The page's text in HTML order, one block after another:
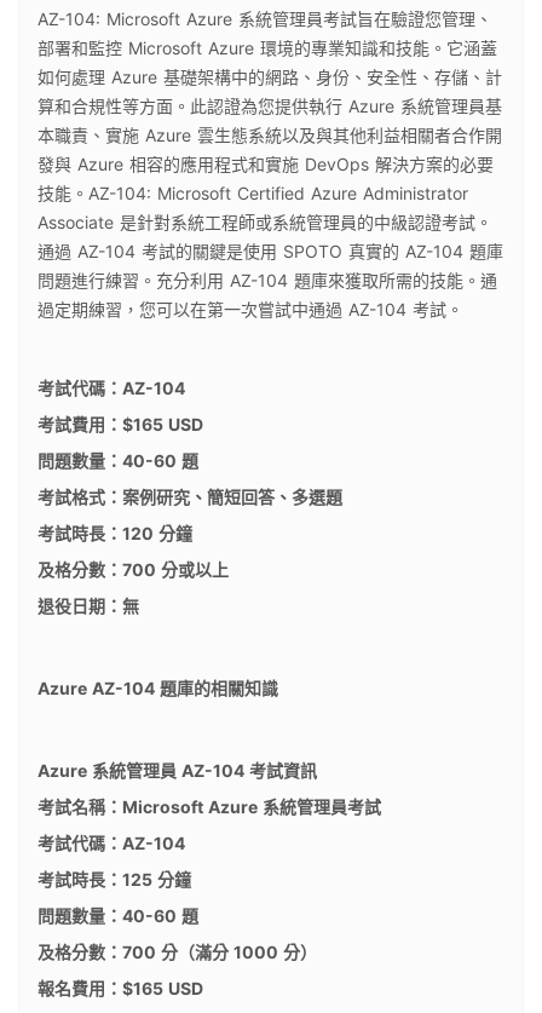
AZ-104: Microsoft Azure 系統管理員考試旨在驗證您管理、
部署和監控 Microsoft Azure 環境的專業知識和技能。它涵蓋
如何處理 Azure 基礎架構中的網路、身份、安全性、存儲、計
算和合規性等方面。此認證為您提供執行 Azure 系統管理員基
本職責、實施 Azure 雲生態系統以及與其他利益相關者合作開
發與 Azure 相容的應用程式和實施 DevOps 解決方案的必要
技能。AZ-104: Microsoft Certified Azure Administrator
Associate 是針對系統工程師或系統管理員的中級認證考試。
通過 AZ-104 考試的關鍵是使用 SPOTO 真實的 AZ-104 題庫
問題進行練習。充分利用 AZ-104 題庫來獲取所需的技能。通
過定期練習，您可以在第一次嘗試中通過 AZ-104 考試。
考試代碼：AZ-104
考試費用：$165 USD
問題數量：40-60 題
考試格式：案例研究、簡短回答、多選題
考試時長：120 分鐘
及格分數：700 分或以上
退役日期：無
Azure AZ-104 題庫的相關知識
Azure 系統管理員 AZ-104 考試資訊
考試名稱：Microsoft Azure 系統管理員考試
考試代碼：AZ-104
考試時長：125 分鐘
問題數量：40-60 題
及格分數：700 分（滿分 1000 分）
報名費用：$165 USD